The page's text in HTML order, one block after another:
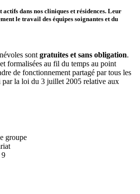
actifs dans nos cliniques et résidences. Leur
le travail des équipes soignantes et du
sont gratuites et sans obligation.
formalisées au fil du temps au point
de fonctionnement partagé par tous les
par la loi du 3 juillet 2005 relative aux
groupe
9